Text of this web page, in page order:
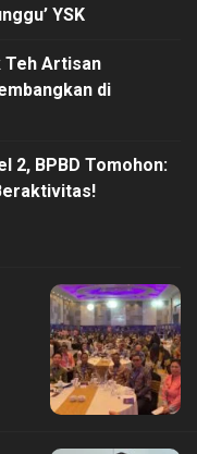
YSK
Teh Artisan
di
2, BPBD Tomohon: